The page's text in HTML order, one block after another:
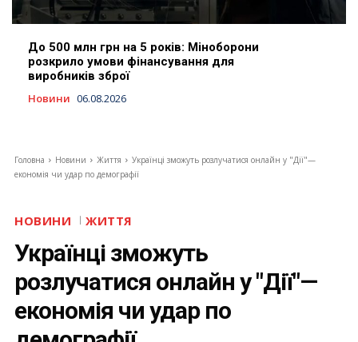
До 500 млн грн на 5 років: Міноборони
розкрило умови фінансування для
виробників зброї
Новини 06.08.2026